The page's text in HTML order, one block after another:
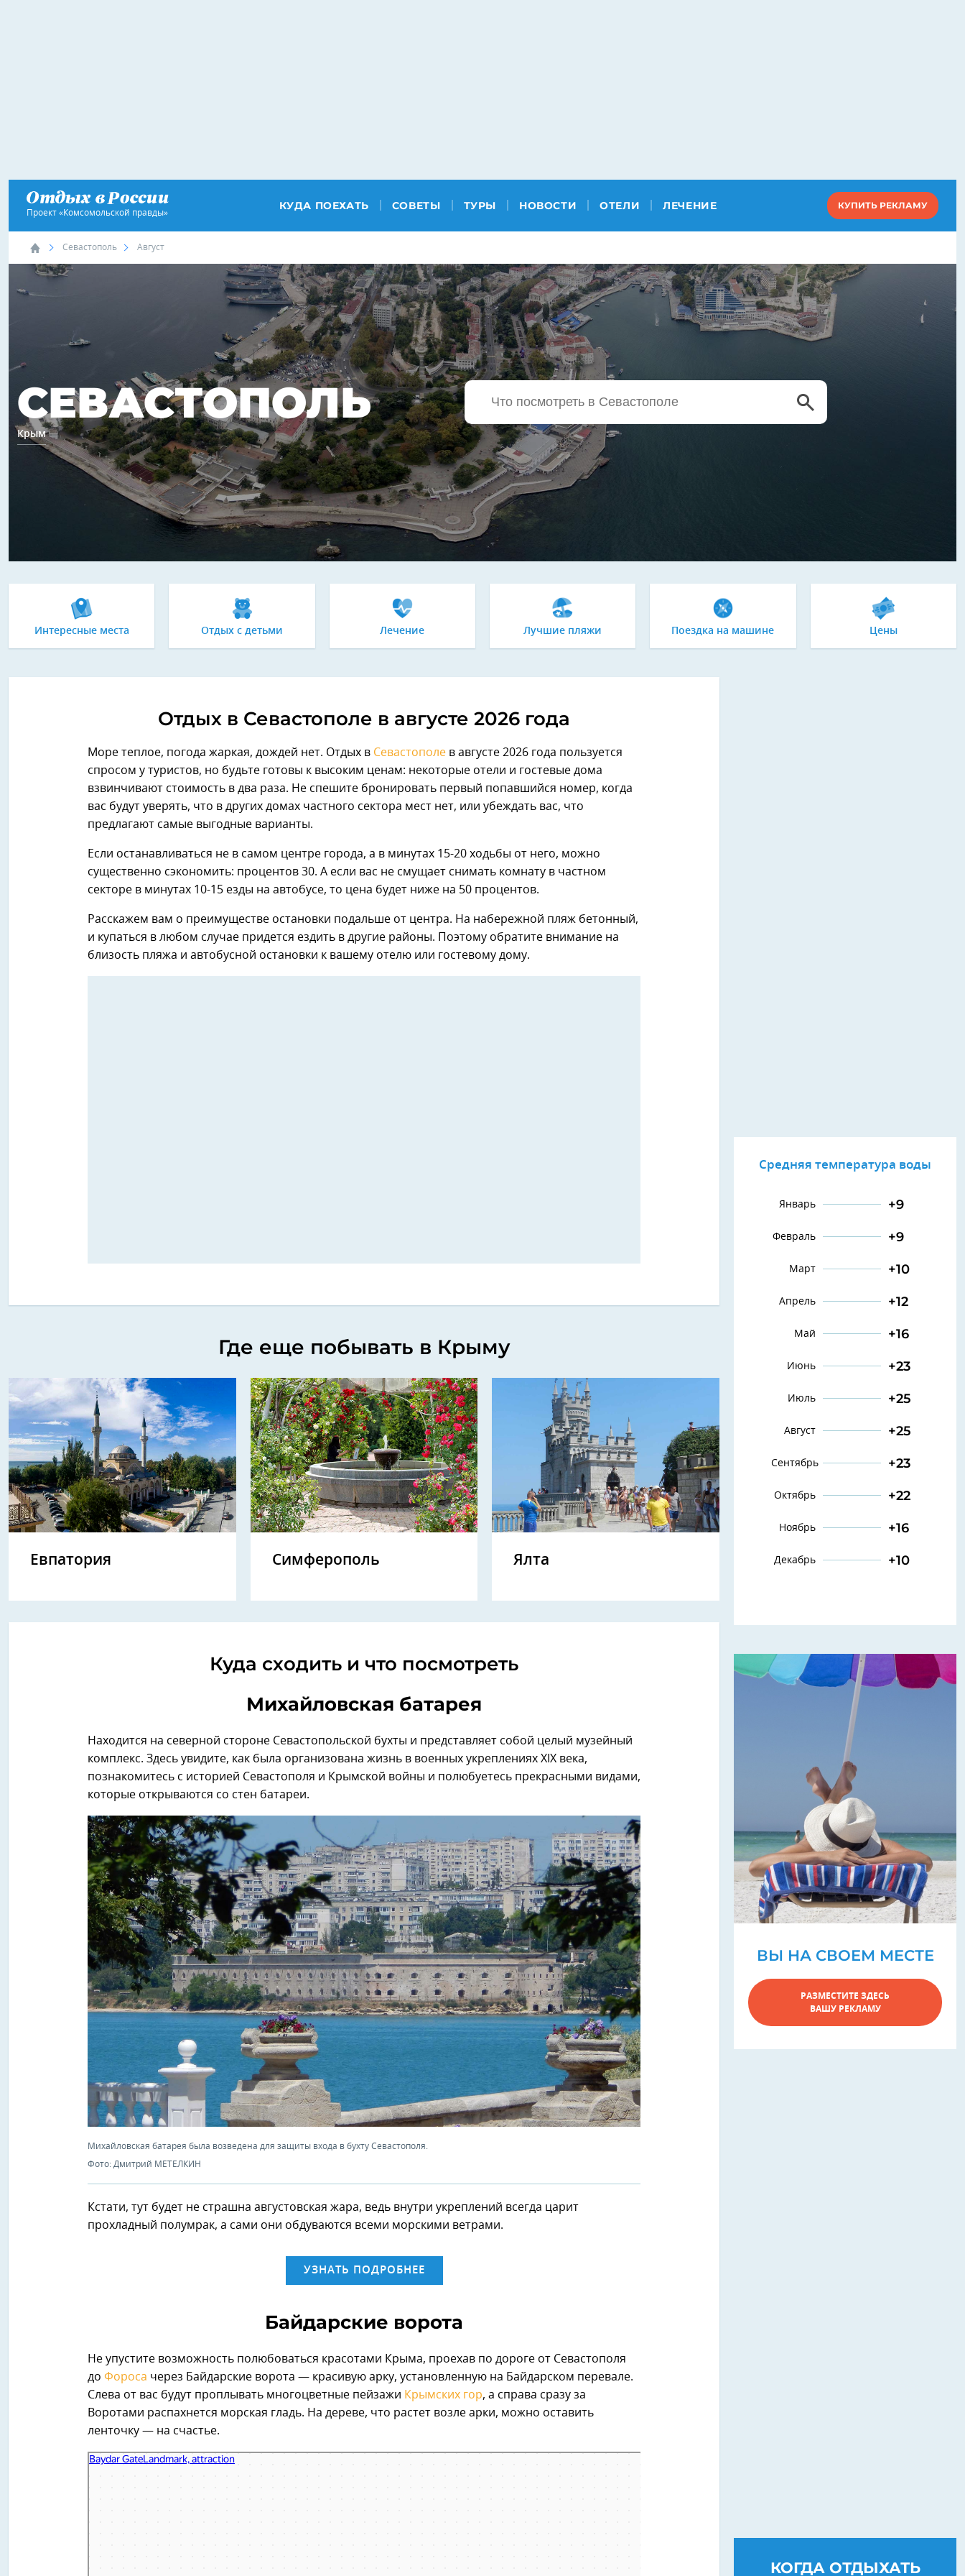
Проект «Комсомольской правды»
КУДА ПОЕХАТЬ СОВЕТЫ ТУРЫ НОВОСТИ ОТЕЛИ ЛЕЧЕНИЕ КУПИТЬ РЕКЛАМУ
Севастополь Август
СЕВАСТОПОЛЬ
Крым
Интересные места Отдых с детьми Лечение Лучшие пляжи Поездка на машине Цены
Отдых в Севастополе в августе 2026 года
Море теплое, погода жаркая, дождей нет. Отдых в Севастополе в августе 2026 года пользуется
спросом у туристов, но будьте готовы к высоким ценам: некоторые отели и гостевые дома
взвинчивают стоимость в два раза. Не спешите бронировать первый попавшийся номер, когда
вас будут уверять, что в других домах частного сектора мест нет, или убеждать вас, что
предлагают самые выгодные варианты.
Если останавливаться не в самом центре города, а в минутах 15-20 ходьбы от него, можно
существенно сэкономить: процентов 30. А если вас не смущает снимать комнату в частном
секторе в минутах 10-15 езды на автобусе, то цена будет ниже на 50 процентов.
Расскажем вам о преимуществе остановки подальше от центра. На набережной пляж бетонный,
и купаться в любом случае придется ездить в другие районы. Поэтому обратите внимание на
близость пляжа и автобусной остановки к вашему отелю или гостевому дому.
Где еще побывать в Крыму
Евпатория Симферополь Ялта
Куда сходить и что посмотреть
Михайловская батарея
Находится на северной стороне Севастопольской бухты и представляет собой целый музейный
комплекс. Здесь увидите, как была организована жизнь в военных укреплениях XIX века,
познакомитесь с историей Севастополя и Крымской войны и полюбуетесь прекрасными видами,
которые открываются со стен батареи.
Михайловская батарея была возведена для защиты входа в бухту Севастополя.
Фото: Дмитрий МЕТЕЛКИН
Кстати, тут будет не страшна августовская жара, ведь внутри укреплений всегда царит
прохладный полумрак, а сами они обдуваются всеми морскими ветрами.
УЗНАТЬ ПОДРОБНЕЕ
Байдарские ворота
Не упустите возможность полюбоваться красотами Крыма, проехав по дороге от Севастополя
до Фороса через Байдарские ворота — красивую арку, установленную на Байдарском перевале.
Слева от вас будут проплывать многоцветные пейзажи Крымских гор, а справа сразу за
Воротами распахнется морская гладь. На дереве, что растет возле арки, можно оставить
ленточку — на счастье.
Байдарские ворота
Средняя температура воды
Январь +9
Февраль +9
Март +10
Апрель +12
Май +16
Июнь +23
Июль +25
Август +25
Сентябрь +23
Октябрь +22
Ноябрь +16
Декабрь +10
ВЫ НА СВОЕМ МЕСТЕ
РАЗМЕСТИТЕ ЗДЕСЬ
ВАШУ РЕКЛАМУ
КОГДА ОТДЫХАТЬ